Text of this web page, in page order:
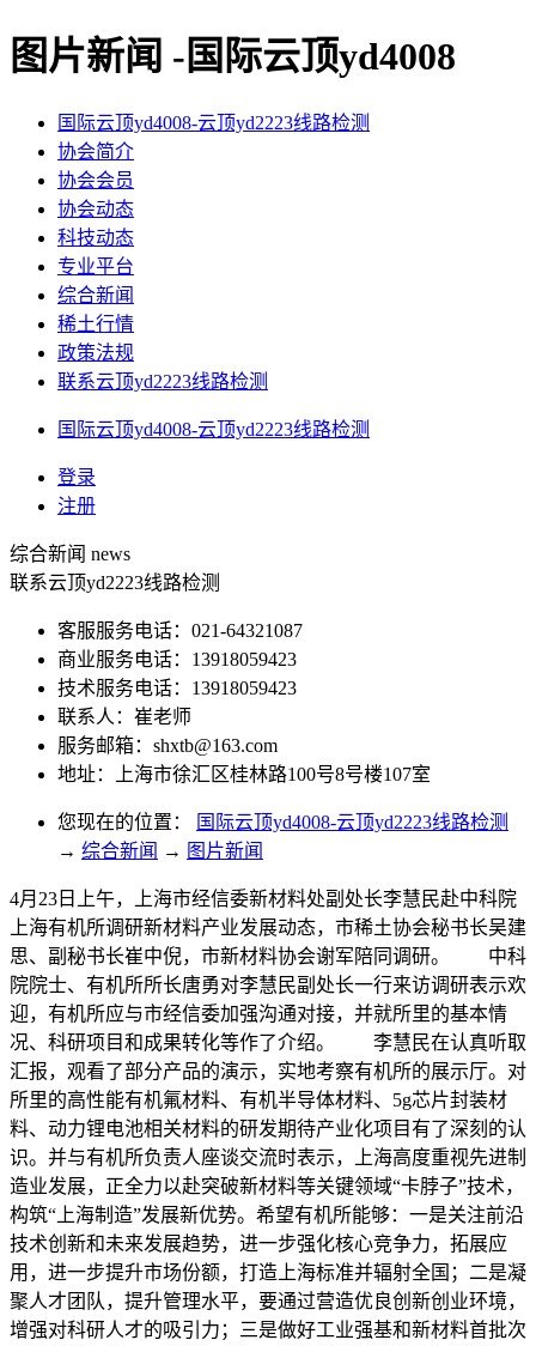
图片新闻 -国际云顶yd4008
国际云顶yd4008-云顶yd2223线路检测
协会简介
协会会员
协会动态
科技动态
专业平台
综合新闻
稀土行情
政策法规
联系云顶yd2223线路检测
国际云顶yd4008-云顶yd2223线路检测
登录
注册
综合新闻 news
联系云顶yd2223线路检测
客服服务电话：021-64321087
商业服务电话：13918059423
技术服务电话：13918059423
联系人：崔老师
服务邮箱： shxtb@163.com
地址：上海市徐汇区桂林路100号8号楼107室
您现在的位置：
国际云顶yd4008-云顶yd2223线路检测
→ 综合新闻 → 图片新闻
4月23日上午，上海市经信委新材料处副处长李慧民赴中科院
上海有机所调研新材料产业发展动态，市稀土协会秘书长吴建
思、副秘书长崔中倪，市新材料协会谢军陪同调研。 中科
院院士、有机所所长唐勇对李慧民副处长一行来访调研表示欢
迎，有机所应与市经信委加强沟通对接，并就所里的基本情
况、科研项目和成果转化等作了介绍。 李慧民在认真听取
汇报，观看了部分产品的演示，实地考察有机所的展示厅。对
所里的高性能有机氟材料、有机半导体材料、5g芯片封装材
料、动力锂电池相关材料的研发期待产业化项目有了深刻的认
识。并与有机所负责人座谈交流时表示，上海高度重视先进制
造业发展，正全力以赴突破新材料等关键领域“卡脖子”技术，
构筑“上海制造”发展新优势。希望有机所能够：一是关注前沿
技术创新和未来发展趋势，进一步强化核心竞争力，拓展应
用，进一步提升市场份额，打造上海标准并辐射全国；二是凝
聚人才团队，提升管理水平，要通过营造优良创新创业环境，
增强对科研人才的吸引力；三是做好工业强基和新材料首批次